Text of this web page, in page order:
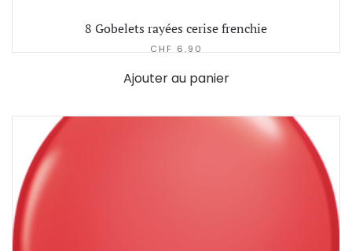
8 Gobelets rayées cerise frenchie
CHF 6.90
Ajouter au panier